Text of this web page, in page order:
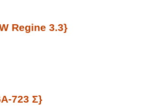
Regine 3.3}
723 Σ}